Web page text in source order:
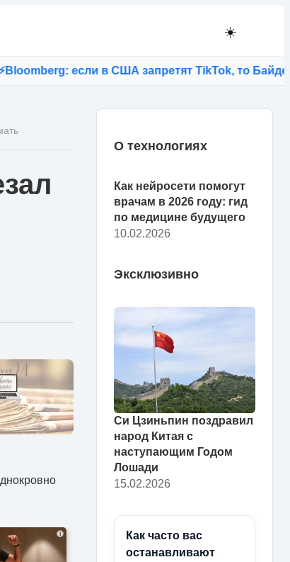
☀️
если в США запретят TikTok, то Байден
i
О технологиях
Как нейросети помогут
врачам в 2026 году: гид
по медицине будущего
10.02.2026
Эксклюзивно
Си Цзиньпин поздравил
народ Китая с
наступающим Годом
Лошади
15.02.2026
Как часто вас
останавливают